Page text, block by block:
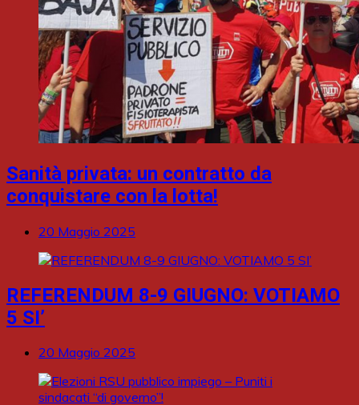
Sanità privata: un contratto da
conquistare con la lotta!
20 Maggio 2025
REFERENDUM 8-9 GIUGNO: VOTIAMO
5 SI’
20 Maggio 2025